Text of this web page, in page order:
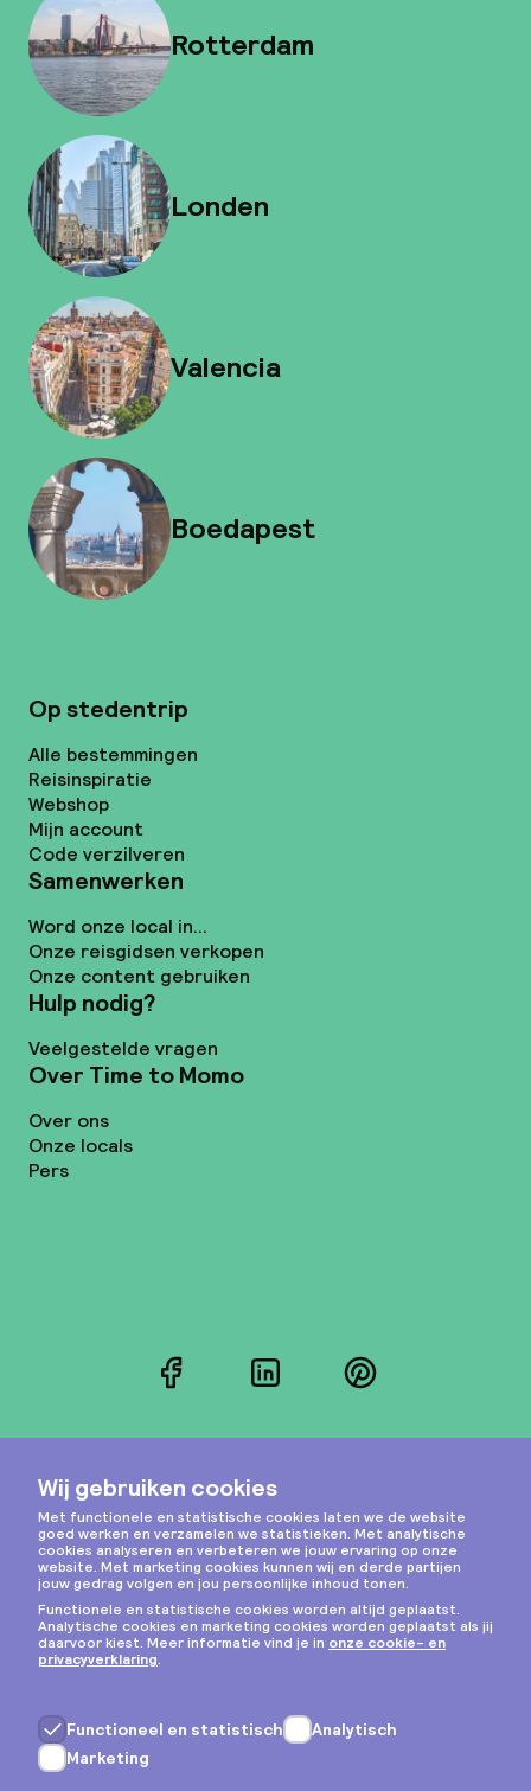
Rotterdam
Londen
Valencia
Boedapest
Op stedentrip
Alle bestemmingen
Reisinspiratie
Webshop
Mijn account
Code verzilveren
Samenwerken
Word onze local in...
Onze reisgidsen verkopen
Onze content gebruiken
Hulp nodig?
Veelgestelde vragen
Over Time to Momo
Over ons
Onze locals
Pers
FacebookLinkedInPinterest
Instagram
Privacy & cookies
Algemene voorwaarden